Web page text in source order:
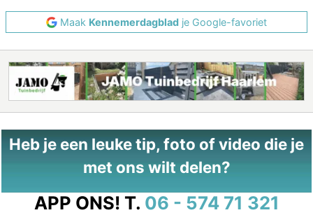
Maak Kennemerdagblad je Google-favoriet
Heb je een leuke tip, foto of video die je
met ons wilt delen?
APP ONS! T. 06 - 574 71 321